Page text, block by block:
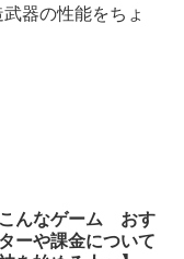
武器の性能をちょ
こんなゲーム おす
ーや課金について